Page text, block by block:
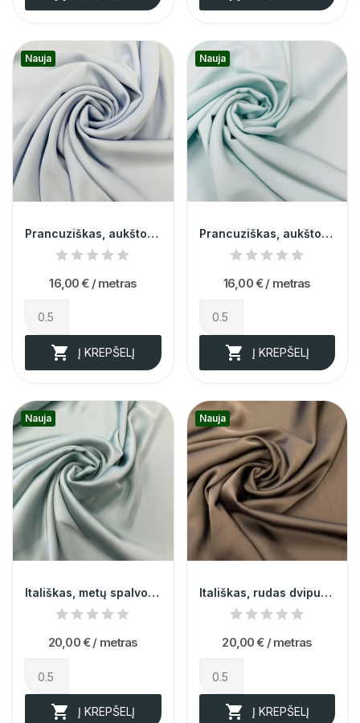
Nauja
Prancuziškas, aukštos kokybės, pilkai žydras...
16,00 € / metras
 Į KREPŠELĮ
Nauja
Prancuziškas, aukštos kokybės, metų spalvos...
16,00 € / metras
 Į KREPŠELĮ
Nauja
Itališkas, metų spalvos dvipusis atlasas 014749
20,00 € / metras
 Į KREPŠELĮ
Nauja
Itališkas, rudas dvipusis atlasas 014751
20,00 € / metras
 Į KREPŠELĮ